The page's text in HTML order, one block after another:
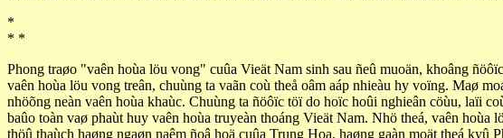
*
* *
Phong traøo "vaên hoùa löu vong" cuûa Vieät Nam sinh sau ñeû muoän, khoâng
vaên hoùa löu vong treân, chuùng ta vaãn coù theå oâm aáp nhieàu hy voïng. Maø
nhöõng neàn vaên hoùa khaùc. Chuùng ta ñöôïc töï do hoïc hoûi nghieân cöùu, laïi
baûo toàn vaø phaùt huy vaên hoùa truyeàn thoáng Vieät Nam. Nhö theá, vaên
thöû thaùch haøng ngaøn naêm ñoâ hoä cuûa Trung Hoa, haøng gaàn moät theá